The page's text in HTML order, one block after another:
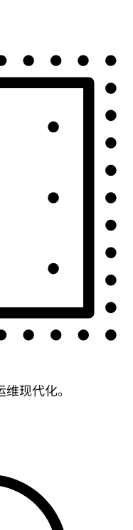
现代化。